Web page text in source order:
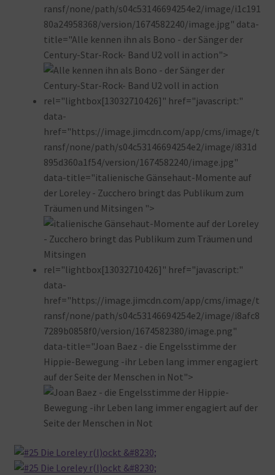
ransf/none/path/s04c53146694254e2/image/i1c191
80a24958368/version/1674582240/image.jpg" data-
title="Alle kennen ihn als Bono - der Sänger der
Century-Star-Rock- Band U2 voll in action">
rel="lightbox[13032710426]" href="javascript:"
data-
href="https://image.jimcdn.com/app/cms/image/t
ransf/none/path/s04c53146694254e2/image/i831d
895d360a1f54/version/1674582240/image.jpg"
data-title="italienische Gänsehaut-Momente auf
der Loreley - Zucchero bringt das Publikum zum
Träumen und Mitsingen ">
rel="lightbox[13032710426]" href="javascript:"
data-
href="https://image.jimcdn.com/app/cms/image/t
ransf/none/path/s04c53146694254e2/image/i8afc8
7289b0858f0/version/1674582380/image.png"
data-title="Joan Baez - die Engelsstimme der
Hippie-Bewegung -ihr Leben lang immer engagiert
auf der Seite der Menschen in Not">